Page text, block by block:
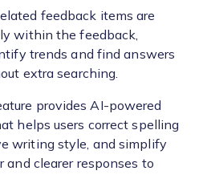
feedback items are
within the feedback,
trends and find answers
extra searching.
provides AI-powered
helps users correct spelling
writing style, and simplify
and clearer responses to